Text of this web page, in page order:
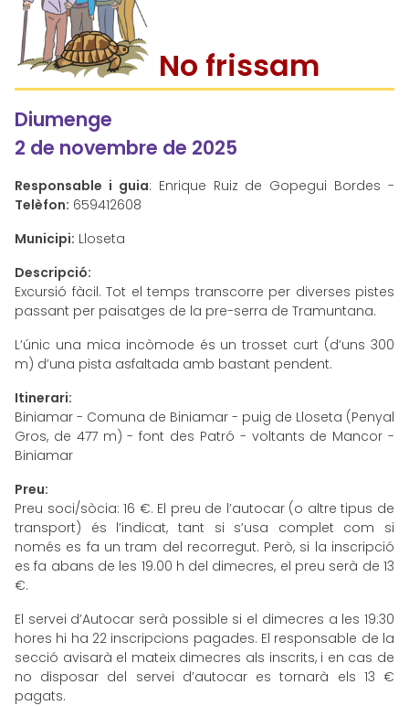
No frissam
Diumenge
2 de novembre de 2025
Responsable i guia: Enrique Ruiz de Gopegui Bordes -
Telèfon: 659412608
Municipi: Lloseta
Descripció:
Excursió fàcil. Tot el temps transcorre per diverses pistes
passant per paisatges de la pre-serra de Tramuntana.
L’únic una mica incòmode és un trosset curt (d’uns 300
m) d’una pista asfaltada amb bastant pendent.
Itinerari:
Biniamar - Comuna de Biniamar - puig de Lloseta (Penyal
Gros, de 477 m) - font des Patró - voltants de Mancor -
Biniamar
Preu:
Preu soci/sòcia: 16 €. El preu de l’autocar (o altre tipus de
transport) és l’indicat, tant si s’usa complet com si
només es fa un tram del recorregut. Però, si la inscripció
es fa abans de les 19.00 h del dimecres, el preu serà de 13
€.
El servei d’Autocar serà possible si el dimecres a les 19:30
hores hi ha 22 inscripcions pagades. El responsable de la
secció avisarà el mateix dimecres als inscrits, i en cas de
no disposar del servei d’autocar es tornarà els 13 €
pagats.